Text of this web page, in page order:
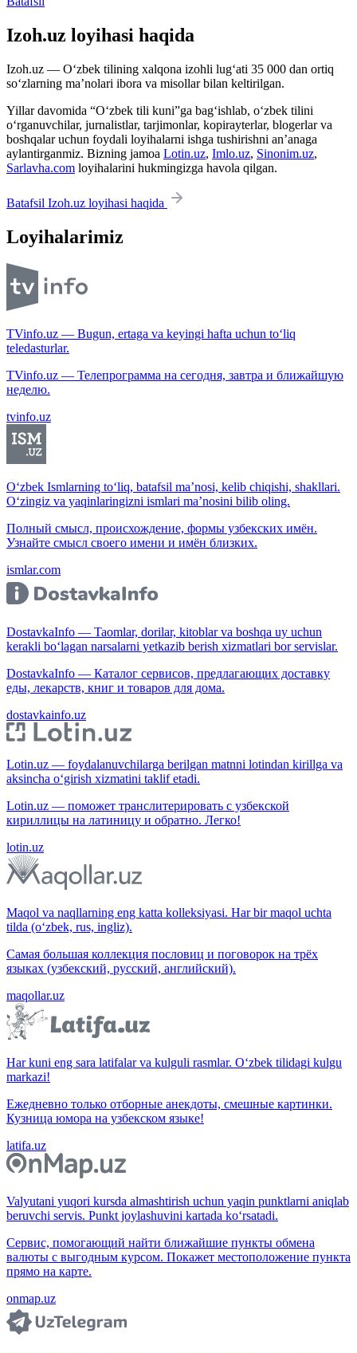
Izoh.uz loyihasi haqida
Izoh.uz — O‘zbek tilining xalqona izohli lug‘ati 35 000 dan ortiq
so‘zlarning ma’nolari ibora va misollar bilan keltirilgan.
Yillar davomida “O‘zbek tili kuni”ga bag‘ishlab, o‘zbek tilini
o‘rganuvchilar, jurnalistlar, tarjimonlar, kopirayterlar, blogerlar va
boshqalar uchun foydali loyihalarni ishga tushirishni an’anaga
aylantirganmiz. Bizning jamoa Lotin.uz, Imlo.uz, Sinonim.uz,
Sarlavha.com loyihalarini hukmingizga havola qilgan.
Batafsil Izoh.uz loyihasi haqida
Loyihalarimiz
TVinfo.uz — Bugun, ertaga va keyingi hafta uchun to‘liq
teledasturlar.
TVinfo.uz — Телепрограмма на сегодня, завтра и ближайшую
неделю.
tvinfo.uz
O‘zbek Ismlarning to‘liq, batafsil ma’nosi, kelib chiqishi, shakllari.
O‘zingiz va yaqinlaringizni ismlari ma’nosini bilib oling.
Полный смысл, происхождение, формы узбекских имён.
Узнайте смысл своего имени и имён близких.
ismlar.com
DostavkaInfo — Taomlar, dorilar, kitoblar va boshqa uy uchun
kerakli bo‘lagan narsalarni yetkazib berish xizmatlari bor servislar.
DostavkaInfo — Каталог сервисов, предлагающих доставку
еды, лекарств, книг и товаров для дома.
dostavkainfo.uz
Lotin.uz — foydalanuvchilarga berilgan matnni lotindan kirillga va
aksincha o‘girish xizmatini taklif etadi.
Lotin.uz — поможет транслитерировать с узбекской
кириллицы на латиницу и обратно. Легко!
lotin.uz
Maqol va naqllarning eng katta kolleksiyasi. Har bir maqol uchta
tilda (o‘zbek, rus, ingliz).
Самая большая коллекция пословиц и поговорок на трёх
языках (узбекский, русский, английский).
maqollar.uz
Har kuni eng sara latifalar va kulguli rasmlar. O‘zbek tilidagi kulgu
markazi!
Ежедневно только отборные анекдоты, смешные картинки.
Кузница юмора на узбекском языке!
latifa.uz
Valyutani yuqori kursda almashtirish uchun yaqin punktlarni aniqlab
beruvchi servis. Punkt joylashuvini kartada ko‘rsatadi.
Сервис, помогающий найти ближайшие пункты обмена
валюты с выгодным курсом. Покажет местоположение пункта
прямо на карте.
onmap.uz